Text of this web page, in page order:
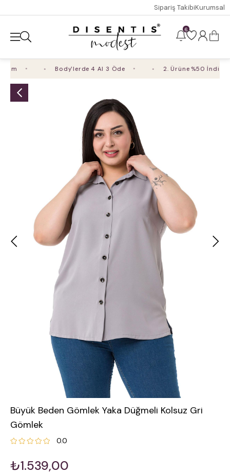
Sipariş TakibiKurumsal
6
Body'lerde 4 Al 3 Öde 2. Ürüne %50 İndirim
Büyük Beden Gömlek Yaka Düğmeli Kolsuz Gri
Gömlek
0.0
₺1.539,00